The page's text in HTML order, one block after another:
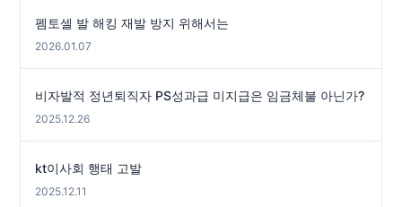
펨토셀 발 해킹 재발 방지 위해서는
2026.01.07
비자발적 정년퇴직자 PS성과급 미지급은 임금체불 아닌가?
2025.12.26
kt이사회 행태 고발
2025.12.11